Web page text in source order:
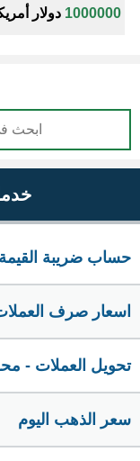
1000000 دولار
حساب ضريبة
اسعار صرف
تحويل العملات -
سعر الذهب اليوم